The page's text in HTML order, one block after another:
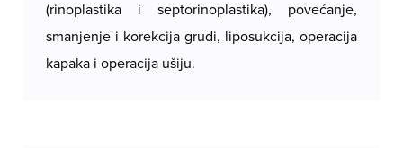
(rinoplastika i septorinoplastika), povećanje,
smanjenje i korekcija grudi, liposukcija, operacija
kapaka i operacija ušiju.